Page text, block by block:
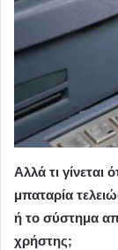
Αλλά τι γίνεται
μπαταρία
ή το σύστημα
χρήστης;